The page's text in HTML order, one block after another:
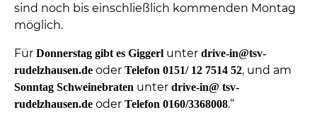
sind noch bis einschließlich kommenden Montag
möglich.
Für Donnerstag gibt es Giggerl unter drive-in@tsv-
rudelzhausen.de oder Telefon 0151/ 12 7514 52, und am
Sonntag Schweinebraten unter drive-in@ tsv-
rudelzhausen.de oder Telefon 0160/3368008.“